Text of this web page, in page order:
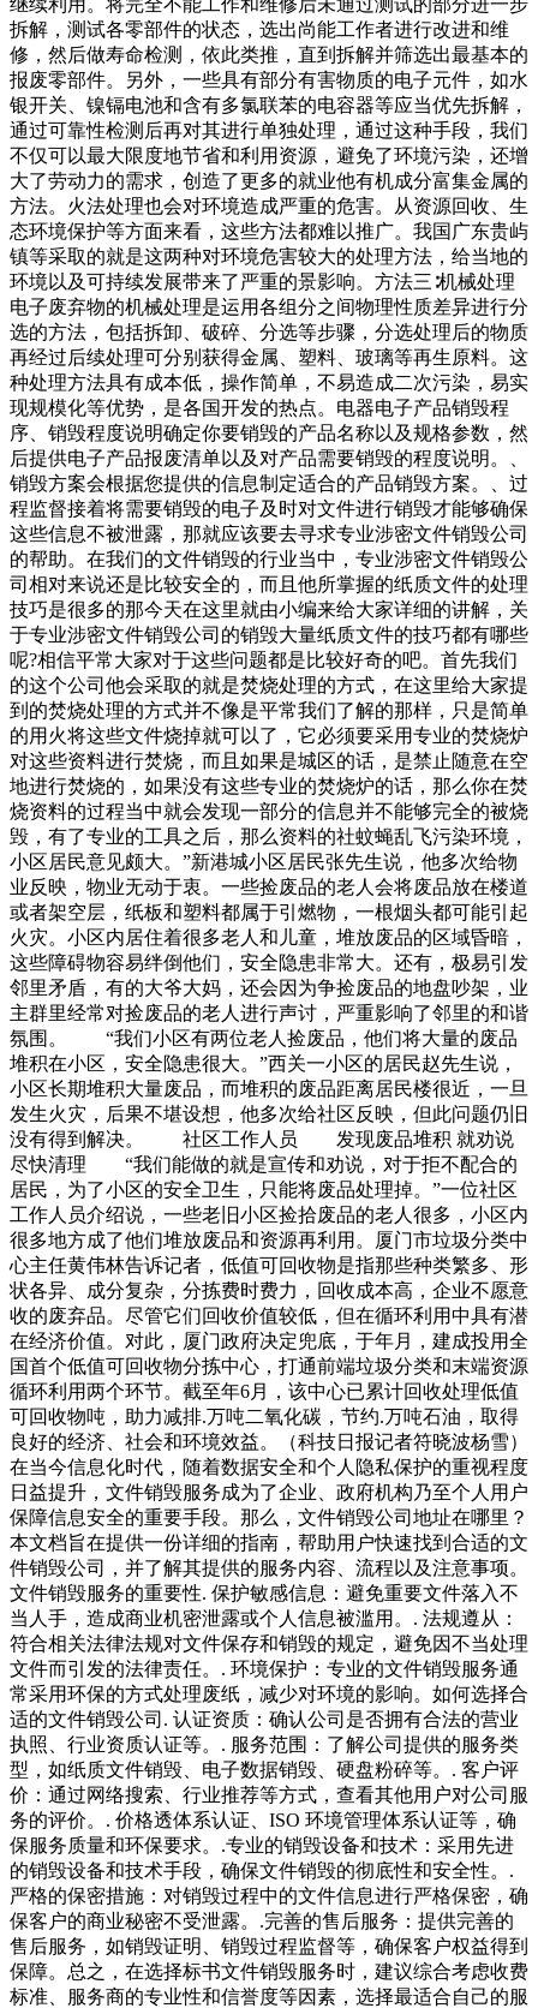
继续利用。将完全不能工作和维修后未通过测试的部分进一步
拆解，测试各零部件的状态，选出尚能工作者进行改进和维
修，然后做寿命检测，依此类推，直到拆解并筛选出最基本的
报废零部件。另外，一些具有部分有害物质的电子元件，如水
银开关、镍镉电池和含有多氯联苯的电容器等应当优先拆解，
通过可靠性检测后再对其进行单独处理，通过这种手段，我们
不仅可以最大限度地节省和利用资源，避免了环境污染，还增
大了劳动力的需求，创造了更多的就业他有机成分富集金属的
方法。火法处理也会对环境造成严重的危害。从资源回收、生
态环境保护等方面来看，这些方法都难以推广。我国广东贵屿
镇等采取的就是这两种对环境危害较大的处理方法，给当地的
环境以及可持续发展带来了严重的景影响。方法三∶机械处理
电子废弃物的机械处理是运用各组分之间物理性质差异进行分
选的方法，包括拆卸、破碎、分选等步骤，分选处理后的物质
再经过后续处理可分别获得金属、塑料、玻璃等再生原料。这
种处理方法具有成本低，操作简单，不易造成二次污染，易实
现规模化等优势，是各国开发的热点。电器电子产品销毁程
序、销毁程度说明确定你要销毁的产品名称以及规格参数，然
后提供电子产品报废清单以及对产品需要销毁的程度说明。、
销毁方案会根据您提供的信息制定适合的产品销毁方案。、过
程监督接着将需要销毁的电子及时对文件进行销毁才能够确保
这些信息不被泄露，那就应该要去寻求专业涉密文件销毁公司
的帮助。在我们的文件销毁的行业当中，专业涉密文件销毁公
司相对来说还是比较安全的，而且他所掌握的纸质文件的处理
技巧是很多的那今天在这里就由小编来给大家详细的讲解，关
于专业涉密文件销毁公司的销毁大量纸质文件的技巧都有哪些
呢?相信平常大家对于这些问题都是比较好奇的吧。首先我们
的这个公司他会采取的就是焚烧处理的方式，在这里给大家提
到的焚烧处理的方式并不像是平常我们了解的那样，只是简单
的用火将这些文件烧掉就可以了，它必须要采用专业的焚烧炉
对这些资料进行焚烧，而且如果是城区的话，是禁止随意在空
地进行焚烧的，如果没有这些专业的焚烧炉的话，那么你在焚
烧资料的过程当中就会发现一部分的信息并不能够完全的被烧
毁，有了专业的工具之后，那么资料的社蚊蝇乱飞污染环境，
小区居民意见颇大。”新港城小区居民张先生说，他多次给物
业反映，物业无动于衷。一些捡废品的老人会将废品放在楼道
或者架空层，纸板和塑料都属于引燃物，一根烟头都可能引起
火灾。小区内居住着很多老人和儿童，堆放废品的区域昏暗，
这些障碍物容易绊倒他们，安全隐患非常大。还有，极易引发
邻里矛盾，有的大爷大妈，还会因为争捡废品的地盘吵架，业
主群里经常对捡废品的老人进行声讨，严重影响了邻里的和谐
氛围。 “我们小区有两位老人捡废品，他们将大量的废品
堆积在小区，安全隐患很大。”西关一小区的居民赵先生说，
小区长期堆积大量废品，而堆积的废品距离居民楼很近，一旦
发生火灾，后果不堪设想，他多次给社区反映，但此问题仍旧
没有得到解决。 社区工作人员 发现废品堆积 就劝说
尽快清理 “我们能做的就是宣传和劝说，对于拒不配合的
居民，为了小区的安全卫生，只能将废品处理掉。”一位社区
工作人员介绍说，一些老旧小区捡拾废品的老人很多，小区内
很多地方成了他们堆放废品和资源再利用。厦门市垃圾分类中
心主任黄伟林告诉记者，低值可回收物是指那些种类繁多、形
状各异、成分复杂，分拣费时费力，回收成本高，企业不愿意
收的废弃品。尽管它们回收价值较低，但在循环利用中具有潜
在经济价值。对此，厦门政府决定兜底，于年月，建成投用全
国首个低值可回收物分拣中心，打通前端垃圾分类和末端资源
循环利用两个环节。截至年6月，该中心已累计回收处理低值
可回收物吨，助力减排.万吨二氧化碳，节约.万吨石油，取得
良好的经济、社会和环境效益。（科技日报记者符晓波杨雪）
在当今信息化时代，随着数据安全和个人隐私保护的重视程度
日益提升，文件销毁服务成为了企业、政府机构乃至个人用户
保障信息安全的重要手段。那么，文件销毁公司地址在哪里？
本文档旨在提供一份详细的指南，帮助用户快速找到合适的文
件销毁公司，并了解其提供的服务内容、流程以及注意事项。
文件销毁服务的重要性. 保护敏感信息：避免重要文件落入不
当人手，造成商业机密泄露或个人信息被滥用。. 法规遵从：
符合相关法律法规对文件保存和销毁的规定，避免因不当处理
文件而引发的法律责任。. 环境保护：专业的文件销毁服务通
常采用环保的方式处理废纸，减少对环境的影响。如何选择合
适的文件销毁公司. 认证资质：确认公司是否拥有合法的营业
执照、行业资质认证等。. 服务范围：了解公司提供的服务类
型，如纸质文件销毁、电子数据销毁、硬盘粉碎等。. 客户评
价：通过网络搜索、行业推荐等方式，查看其他用户对公司服
务的评价。. 价格透体系认证、ISO 环境管理体系认证等，确
保服务质量和环保要求。.专业的销毁设备和技术：采用先进
的销毁设备和技术手段，确保文件销毁的彻底性和安全性。.
严格的保密措施：对销毁过程中的文件信息进行严格保密，确
保客户的商业秘密不受泄露。.完善的售后服务：提供完善的
售后服务，如销毁证明、销毁过程监督等，确保客户权益得到
保障。总之，在选择标书文件销毁服务时，建议综合考虑收费
标准、服务商的专业性和信誉度等因素，选择最适合自己的服